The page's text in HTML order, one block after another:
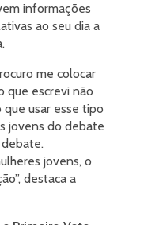
informações
ao seu dia a
me colocar
que escrevi não
usar esse tipo
jovens do debate
jovens, o
destaca a